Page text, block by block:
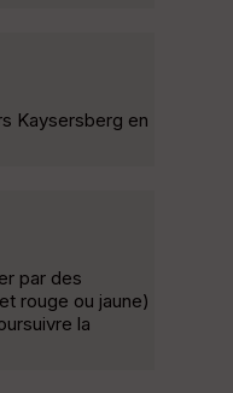
Kaysersberg en
par des
rouge ou jaune)
la